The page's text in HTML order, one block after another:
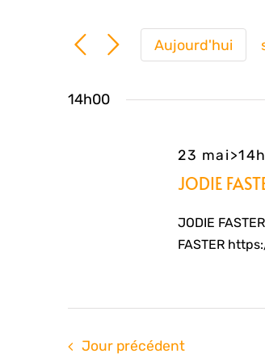
Aujourd'hui
14h00
23
JODIE
JODIE
FASTER
Jour précédent